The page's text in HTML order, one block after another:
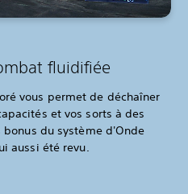
fluidifiée
vous permet de déchaîner
et vos sorts à des
du système d'Onde
aussi été revu.